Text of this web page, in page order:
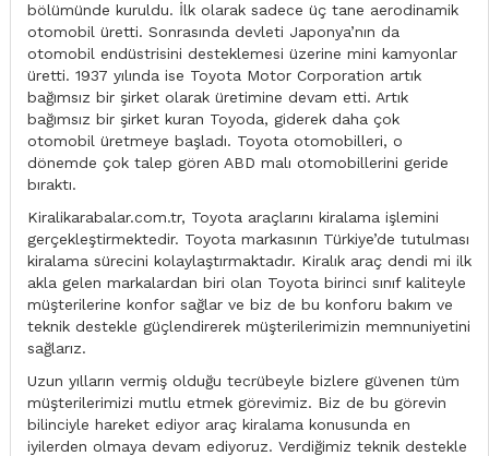
bölümünde kuruldu. İlk olarak sadece üç tane aerodinamik
otomobil üretti. Sonrasında devleti Japonya’nın da
otomobil endüstrisini desteklemesi üzerine mini kamyonlar
üretti. 1937 yılında ise Toyota Motor Corporation artık
bağımsız bir şirket olarak üretimine devam etti. Artık
bağımsız bir şirket kuran Toyoda, giderek daha çok
otomobil üretmeye başladı. Toyota otomobilleri, o
dönemde çok talep gören ABD malı otomobillerini geride
bıraktı.
Kiralikarabalar.com.tr, Toyota araçlarını kiralama işlemini
gerçekleştirmektedir. Toyota markasının Türkiye’de tutulması
kiralama sürecini kolaylaştırmaktadır. Kiralık araç dendi mi ilk
akla gelen markalardan biri olan Toyota birinci sınıf kaliteyle
müşterilerine konfor sağlar ve biz de bu konforu bakım ve
teknik destekle güçlendirerek müşterilerimizin memnuniyetini
sağlarız.
Uzun yılların vermiş olduğu tecrübeyle bizlere güvenen tüm
müşterilerimizi mutlu etmek görevimiz. Biz de bu görevin
bilinciyle hareket ediyor araç kiralama konusunda en
iyilerden olmaya devam ediyoruz. Verdiğimiz teknik destekle